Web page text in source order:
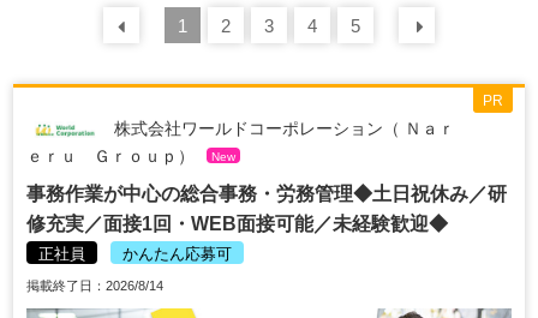
前の 30
1 2 3 4 5
株式会社ワールドコーポレーション（ Ｎａｒ
ｅｒｕ Ｇｒｏｕｐ）
New
事務作業が中心の総合事務・労務管理◆土日祝休み／研
修充実／面接1回・WEB面接可能／未経験歓迎◆
正社員 かんたん応募可
掲載終了日：2026/8/14
PR